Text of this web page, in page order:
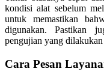
kondisi alat sebelum
untuk memastikan
digunakan. Pastikan
pengujian yang
Cara Pesan